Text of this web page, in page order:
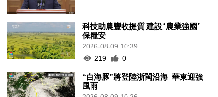
科技助農豐收提質 建設“農業強國”
保糧安
2026-08-09 10:39
219
0
“白海豚”將登陸浙閩沿海 華東迎強
風雨